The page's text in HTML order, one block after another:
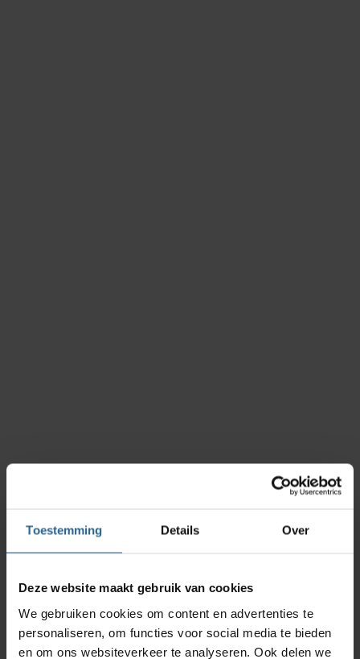
Toestemming Details Over
Deze website maakt gebruik van cookies
We gebruiken cookies om content en advertenties te
personaliseren, om functies voor social media te bieden
en om ons websiteverkeer te analyseren. Ook delen we